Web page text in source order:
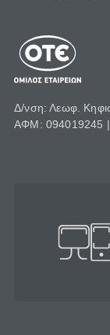
Δ/νση: Λεωφ.
ΑΦΜ: 094019245